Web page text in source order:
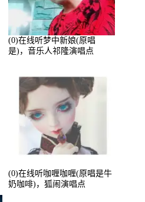
(0)在线听梦中新娘(原唱
是)，音乐人祁隆演唱点
(0)在线听咖喱咖喱(原唱是牛
奶咖啡)，狐闹演唱点